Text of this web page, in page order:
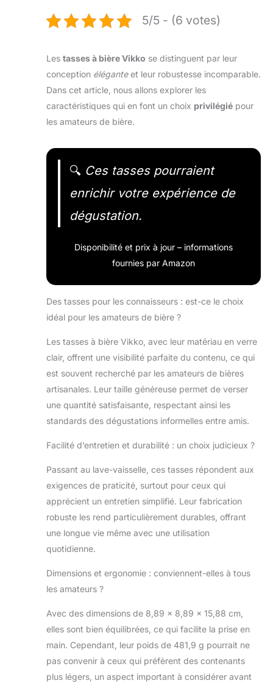
5/5 - (6 votes)
Les tasses à bière Vikko se distinguent par leur
conception éléganteet leur robustesse incomparable.
Dans cet article, nous allons explorer les
caractéristiques qui en font un choix privilégié pour
les amateurs de bière.
🔍 Ces tasses pourraient
enrichir votre expérience de
dégustation.
Disponibilité et prix à jour – informations
fournies par Amazon
Des tasses pour les connaisseurs : est-ce le choix
idéal pour les amateurs de bière ?
Les tasses à bière Vikko, avec leur matériau en verre
clair, offrent une visibilité parfaite du contenu, ce qui
est souvent recherché par les amateurs de bières
artisanales. Leur taille généreuse permet de verser
une quantité satisfaisante, respectant ainsi les
standards des dégustations informelles entre amis.
Facilité d’entretien et durabilité : un choix judicieux ?
Passant au lave-vaisselle, ces tasses répondent aux
exigences de praticité, surtout pour ceux qui
apprécient un entretien simplifié. Leur fabrication
robuste les rend particulièrement durables, offrant
une longue vie même avec une utilisation
quotidienne.
Dimensions et ergonomie : conviennent-elles à tous
les amateurs ?
Avec des dimensions de 8,89 x 8,89 x 15,88 cm,
elles sont bien équilibrées, ce qui facilite la prise en
main. Cependant, leur poids de 481,9 g pourrait ne
pas convenir à ceux qui préfèrent des contenants
plus légers, un aspect important à considérer avant